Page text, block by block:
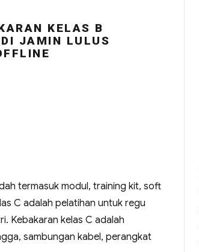
KELAS B
JAMIN LULUS
termasuk modul, training kit, soft
C adalah pelatihan untuk regu
Kebakaran kelas C adalah
sambungan kabel, perangkat